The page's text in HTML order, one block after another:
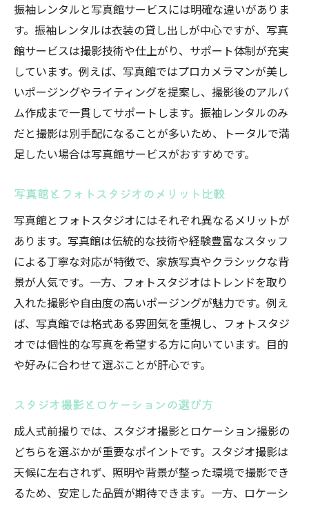
振袖レンタルと写真館サービスには明確な違いがありま
す。振袖レンタルは衣装の貸し出しが中心ですが、写真
館サービスは撮影技術や仕上がり、サポート体制が充実
しています。例えば、写真館ではプロカメラマンが美し
いポージングやライティングを提案し、撮影後のアルバ
ム作成まで一貫してサポートします。振袖レンタルのみ
だと撮影は別手配になることが多いため、トータルで満
足したい場合は写真館サービスがおすすめです。
写真館とフォトスタジオのメリット比較
写真館とフォトスタジオにはそれぞれ異なるメリットが
あります。写真館は伝統的な技術や経験豊富なスタッフ
による丁寧な対応が特徴で、家族写真やクラシックな背
景が人気です。一方、フォトスタジオはトレンドを取り
入れた撮影や自由度の高いポージングが魅力です。例え
ば、写真館では格式ある雰囲気を重視し、フォトスタジ
オでは個性的な写真を希望する方に向いています。目的
や好みに合わせて選ぶことが肝心です。
スタジオ撮影とロケーションの選び方
成人式前撮りでは、スタジオ撮影とロケーション撮影の
どちらを選ぶかが重要なポイントです。スタジオ撮影は
天候に左右されず、照明や背景が整った環境で撮影でき
るため、安定した品質が期待できます。一方、ロケーシ